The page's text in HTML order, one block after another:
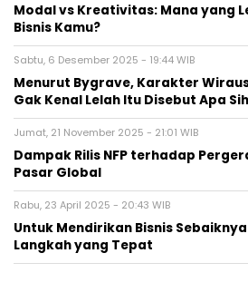
Modal vs Kreativitas: Mana yang
Bisnis Kamu?
Sabtu, 6 Desember 2025 - 19:44 WIB
Menurut Bygrave, Karakter
Gak Kenal Lelah Itu Disebut Apa
Jumat, 21 November 2025 - 21:01 WIB
Dampak Rilis NFP terhadap
Pasar Global
Rabu, 23 April 2025 - 20:43 WIB
Untuk Mendirikan Bisnis
Langkah yang Tepat